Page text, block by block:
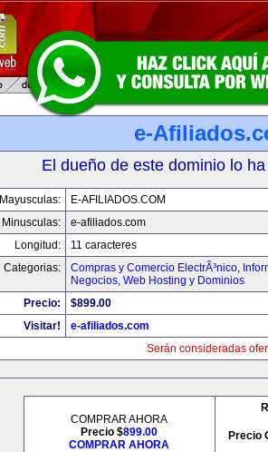
e-
El dueño de este dominio lo
Mayusculas:
E-AFILIADOS.COM
Minusculas:
e-afiliados.com
Longitud:
11 caracteres
Categorias:
Compras y Comercio ElectrÃ³nico,
Negocios, Web Hosting y Dominios
Precio:
$899.00
Visitar!
e-afiliados.com
Serán consideradas
COMPRAR AHORA
Precio $899.00
COMPRAR AHORA
Precio